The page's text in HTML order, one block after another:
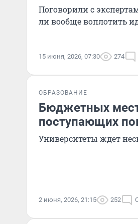
Поговорили с
ли вообще воплотить
15 июня, 2026, 07:30 274
ОБРАЗОВАНИЕ
Бюджетных
поступающих
Университеты ждет
2 июня, 2026, 21:15 252